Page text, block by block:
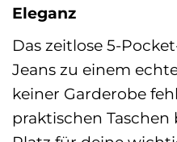
Eleganz
Das zeitlose 5-
Jeans zu einem
keiner Garderobe
praktischen